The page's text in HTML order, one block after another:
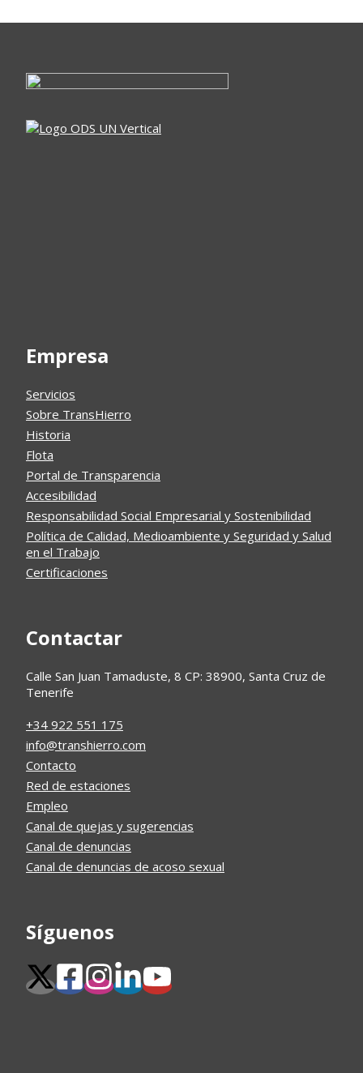
Empresa
Servicios
Sobre TransHierro
Historia
Flota
Portal de Transparencia
Accesibilidad
Responsabilidad Social Empresarial y Sostenibilidad
Política de Calidad, Medioambiente y Seguridad y Salud
en el Trabajo
Certificaciones
Contactar
Calle San Juan Tamaduste, 8 CP: 38900, Santa Cruz de
Tenerife
+34 922 551 175
info@transhierro.com
Contacto
Red de estaciones
Empleo
Canal de quejas y sugerencias
Canal de denuncias
Canal de denuncias de acoso sexual
Síguenos